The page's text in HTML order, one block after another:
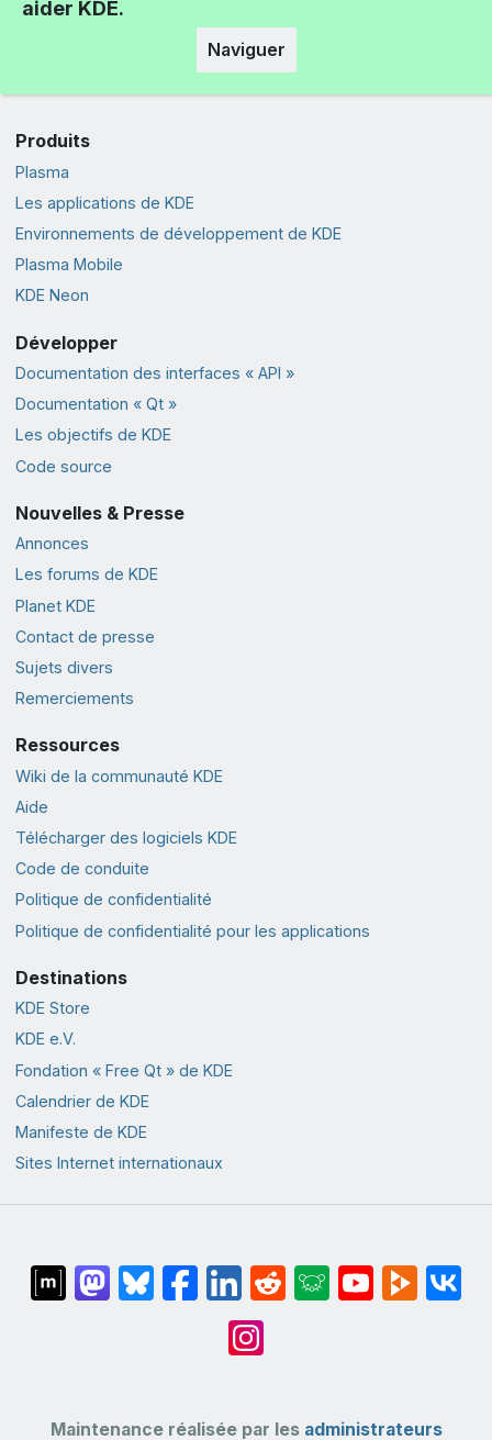
aider KDE.
Naviguer
Produits
Plasma
Les applications de KDE
Environnements de développement de KDE
Plasma Mobile
KDE Neon
Développer
Documentation des interfaces « API »
Documentation « Qt »
Les objectifs de KDE
Code source
Nouvelles & Presse
Annonces
Les forums de KDE
Planet KDE
Contact de presse
Sujets divers
Remerciements
Ressources
Wiki de la communauté KDE
Aide
Télécharger des logiciels KDE
Code de conduite
Politique de confidentialité
Politique de confidentialité pour les applications
Destinations
KDE Store
KDE e.V.
Fondation « Free Qt » de KDE
Calendrier de KDE
Manifeste de KDE
Sites Internet internationaux
Maintenance réalisée par les administrateurs